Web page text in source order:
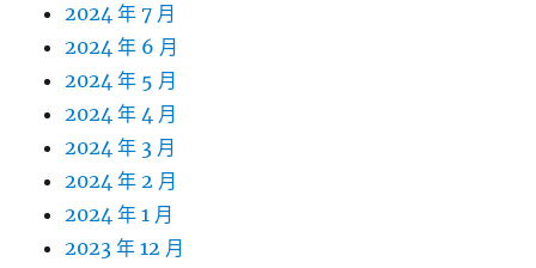
2024 年 7 月
2024 年 6 月
2024 年 5 月
2024 年 4 月
2024 年 3 月
2024 年 2 月
2024 年 1 月
2023 年 12 月